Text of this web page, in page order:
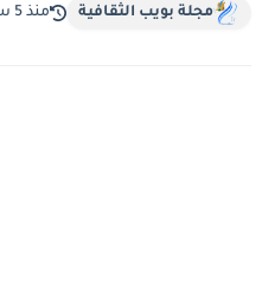
مجلة بويب الثقافية منذ 5 سنة